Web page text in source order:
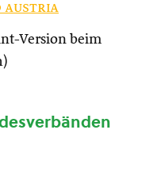
austria
Version beim